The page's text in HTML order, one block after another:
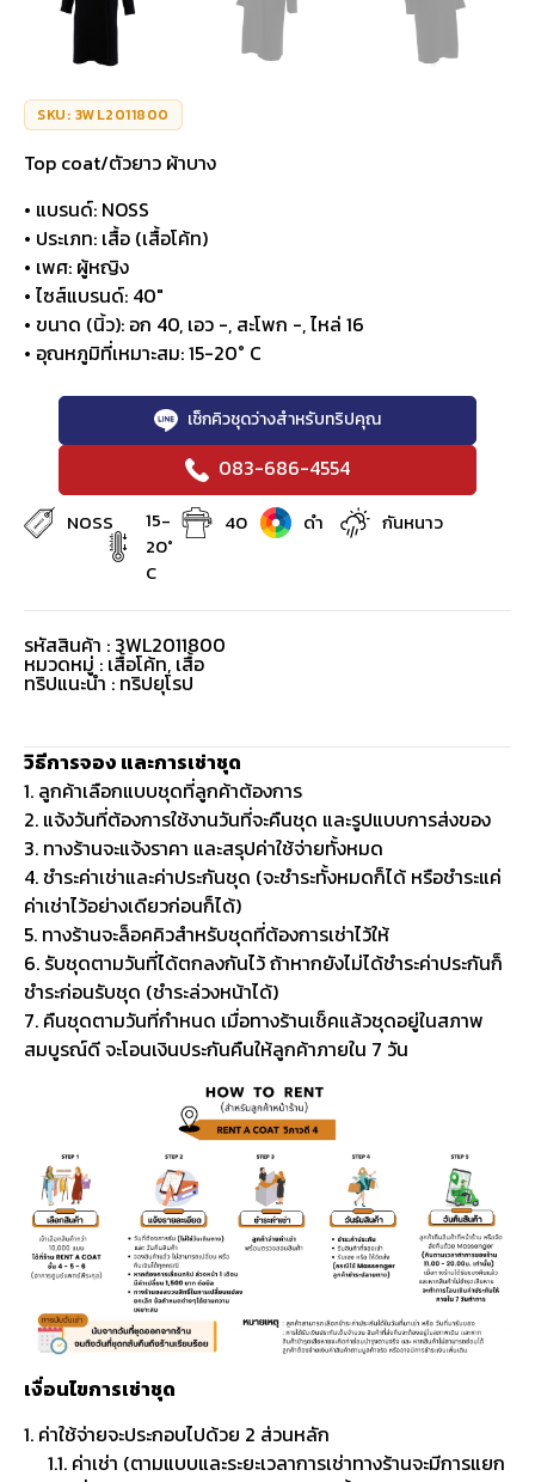
SKU: 3WL2011800
Top coat/ตัวยาว ผ้าบาง
• แบรนด์: NOSS
• ประเภท: เสื้อ (เสื้อโค้ท)
• เพศ: ผู้หญิง
• ไซส์แบรนด์: 40″
• ขนาด (นิ้ว): อก 40, เอว -, สะโพก -, ไหล่ 16
• อุณหภูมิที่เหมาะสม: 15-20° C
เช็กคิวชุดว่างสำหรับทริปคุณ
083-686-4554
NOSS
15-
20°
C
40 ดำ กันหนาว
รหัสสินค้า : 3WL2011800
หมวดหมู่ : เสื้อโค้ท, เสื้อ
ทริปแนะนำ : ทริปยุโรป
วิธีการจอง และการเช่าชุด
1. ลูกค้าเลือกแบบชุดที่ลูกค้าต้องการ
2. แจ้งวันที่ต้องการใช้งานวันที่จะคืนชุด และรูปแบบการส่งของ
3. ทางร้านจะแจ้งราคา และสรุปค่าใช้จ่ายทั้งหมด
4. ชำระค่าเช่าและค่าประกันชุด (จะชำระทั้งหมดก็ได้ หรือชำระแค่
ค่าเช่าไว้อย่างเดียวก่อนก็ได้)
5. ทางร้านจะล็อคคิวสำหรับชุดที่ต้องการเช่าไว้ให้
6. รับชุดตามวันที่ได้ตกลงกันไว้ ถ้าหากยังไม่ได้ชำระค่าประกันก็
ชำระก่อนรับชุด (ชำระล่วงหน้าได้)
7. คืนชุดตามวันที่กำหนด เมื่อทางร้านเช็คแล้วชุดอยู่ในสภาพ
สมบูรณ์ดี จะโอนเงินประกันคืนให้ลูกค้าภายใน 7 วัน
เงื่อนไขการเช่าชุด
1. ค่าใช้จ่ายจะประกอบไปด้วย 2 ส่วนหลัก
1.1. ค่าเช่า (ตามแบบและระยะเวลาการเช่าทางร้านจะมีการแยก